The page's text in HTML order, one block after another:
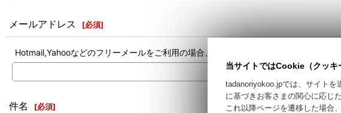
メールアドレス [必須]
Hotmail,Yahooなどのフリーメールをご利用の場合、迷惑メールとして処理される可
件名 [必須]
当サイトではCookie（クッキ
tadanoriyokoo.jpでは、サイトを
に基づきお客さまの関心に応じ
これ以降ページを遷移した場合